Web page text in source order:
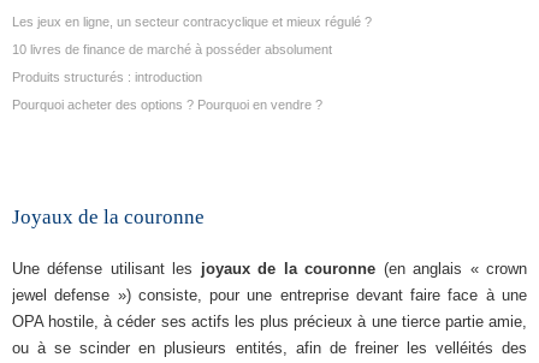
Les jeux en ligne, un secteur contracyclique et mieux régulé ?
10 livres de finance de marché à posséder absolument
Produits structurés : introduction
Pourquoi acheter des options ? Pourquoi en vendre ?
Joyaux de la couronne
Une défense utilisant les joyaux de la couronne (en anglais « crown
jewel defense ») consiste, pour une entreprise devant faire face à une
OPA hostile, à céder ses actifs les plus précieux à une tierce partie amie,
ou à se scinder en plusieurs entités, afin de freiner les velléités des